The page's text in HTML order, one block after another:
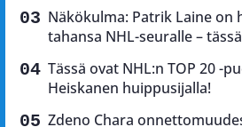
Näkökulma: Patrik Laine on
tahansa NHL-seuralle –
Tässä ovat NHL:n TOP 20 -
Heiskanen huippusijalla!
Zdeno Chara